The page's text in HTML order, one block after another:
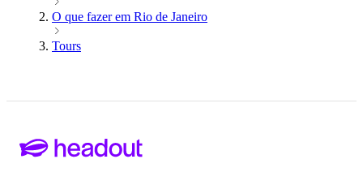
O que fazer em Rio de Janeiro
Tours